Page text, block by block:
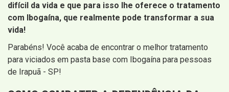
difícil da vida e que para isso lhe oferece o tratamento
com Ibogaína, que realmente pode transformar a sua
vida!
Parabéns! Você acaba de encontrar o melhor tratamento
para viciados em pasta base com Ibogaína para pessoas
de Irapuã - SP!